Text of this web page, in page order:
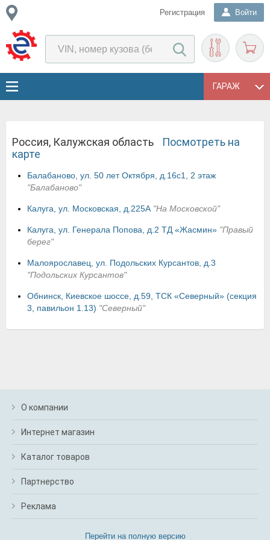
Регистрация Войти
ГАРАЖ
Россия, Калужская область
Посмотреть на
карте
Балабаново, ул. 50 лет Октября, д.16с1, 2 этаж
"Балабаново"
Калуга, ул. Московская, д.225А "На Московской"
Калуга, ул. Генерала Попова, д.2 ТД «Жасмин» "Правый
берег"
Малоярославец, ул. Подольских Курсантов, д.3
"Подольских Курсантов"
Обнинск, Киевское шоссе, д.59, ТСК «Северный» (секция
3, павильон 1.13) "Северный"
О компании
Интернет магазин
Каталог товаров
Партнерство
Реклама
Перейти на полную версию